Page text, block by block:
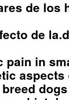
de los
de
pain in